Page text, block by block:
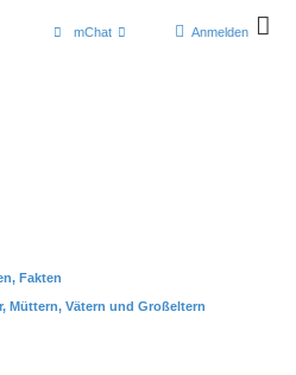
Anmelden
mChat
Fakten
Müttern, Vätern und Großeltern